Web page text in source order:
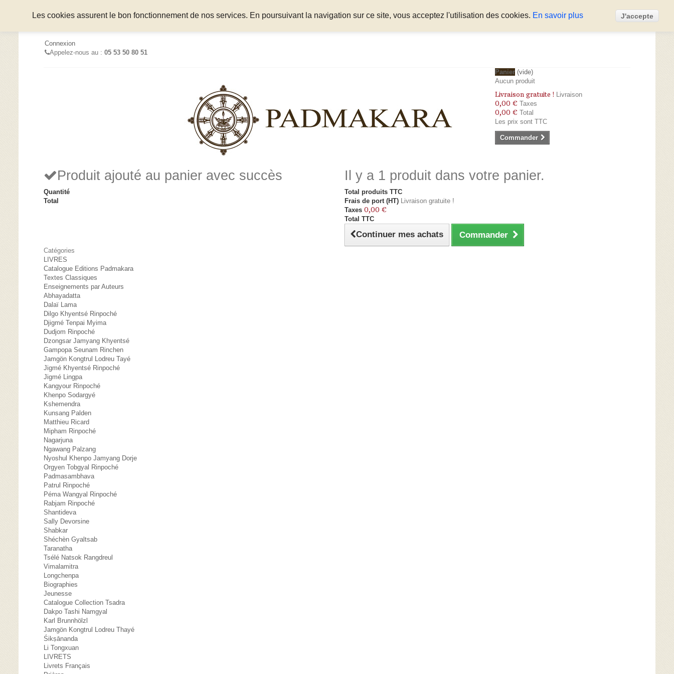
Connexion
Appelez-nous au : 05 53 50 80 51
Panier (vide)
Aucun produit
Livraison gratuite ! Livraison
0,00 € Taxes
0,00 € Total
Les prix sont TTC
Commander
Produit ajouté au panier avec succès
Quantité
Total
Il y a 1 produit dans votre panier.
Total produits TTC
Frais de port (HT) Livraison gratuite !
Taxes 0,00 €
Total TTC
Continuer mes achats Commander
Catégories
LIVRES
Catalogue Editions Padmakara
Textes Classiques
Enseignements par Auteurs
Abhayadatta
Dalaï Lama
Dilgo Khyentsé Rinpoché
Djigmé Tenpai Myima
Dudjom Rinpoché
Dzongsar Jamyang Khyentsé
Gampopa Seunam Rinchen
Jamgön Kongtrul Lodreu Tayé
Jigmé Khyentsé Rinpoché
Jigmé Lingpa
Kangyour Rinpoché
Khenpo Sodargyé
Kshemendra
Kunsang Palden
Matthieu Ricard
Mipham Rinpoché
Nagarjuna
Ngawang Palzang
Nyoshul Khenpo Jamyang Dorje
Orgyen Tobgyal Rinpoché
Padmasambhava
Patrul Rinpoché
Péma Wangyal Rinpoché
Rabjam Rinpoché
Shantideva
Sally Devorsine
Shabkar
Shéchèn Gyaltsab
Taranatha
Tsélé Natsok Rangdreul
Vimalamitra
Longchenpa
Biographies
Jeunesse
Catalogue Collection Tsadra
Dakpo Tashi Namgyal
Karl Brunnhölzl
Jamgön Kongtrul Lodreu Thayé
Śikṣānanda
Li Tongxuan
LIVRETS
Livrets Français
Les cookies assurent le bon fonctionnement de nos services. En poursuivant la navigation sur ce site, vous acceptez l'utilisation des cookies. En savoir plus J'accepte